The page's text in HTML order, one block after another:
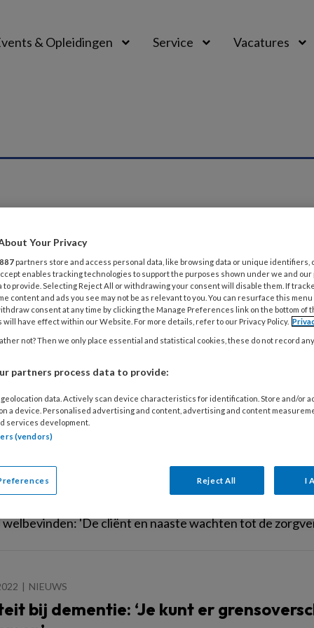
& Opleidingen Service Vacatures
2022 NIEUWS
cliënt wordt seksueel opgewonden bij
om met een cliënt die seksueel opgewonden raakt
washand langs de vagina gaat? Noëlle Sant, expert
aan de hand van een casus.
NIEUWS
aandacht nodig voor naasten van
moeten meer aandacht hebben voor naasten van
van leven van de cliënt én zijn naaste te verbeteren,
bij het Integraal Kankercentrum Nederland
welbevinden: 'De cliënt en naaste wachten tot de
NIEUWS
bij dementie: ‘Je kunt er
Your Privacy
887 partners store and access personal data, like browsing data or unique identifiers,
enables tracking technologies to support the purposes shown under we and
to provide. Selecting Reject All or withdrawing your consent will disable them. If
content and ads you see may not be as relevant to you. You can resurface this
consent at any time by clicking the Manage Preferences link on the bottom of
will have effect within our Website. For more details, refer to our Privacy Policy.
not? Then we only place essential and statistical cookies, these do not record
partners process data to provide:
data. Actively scan device characteristics for identification. Store and/or
a device. Personalised advertising and content, advertising and content
services development.
(vendors)
Reject All I